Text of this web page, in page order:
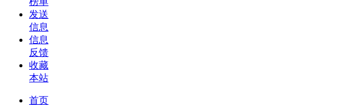
发送
信息
信息
反馈
收藏
本站
首页